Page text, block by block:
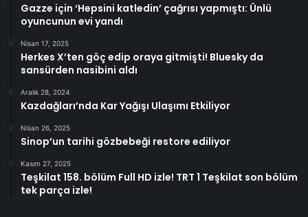
Gazze için ‘Hepsini katledin’ çağrısı yapmıştı: Ünlü
oyuncunun evi yandı
Nisan 17, 2025
Herkes X’ten göç edip oraya gitmişti! Bluesky da
sansürden nasibini aldı
Aralık 28, 2024
Kazdağları’nda Kar Yağışı Ulaşımı Etkiliyor
Nisan 26, 2025
Sinop’un tarihi gözbebeği restore ediliyor
Kasım 27, 2025
Teşkilat 158. bölüm Full HD izle! TRT 1 Teşkilat son bölüm
tek parça izle!